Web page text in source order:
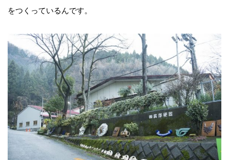
をつくっているんです。